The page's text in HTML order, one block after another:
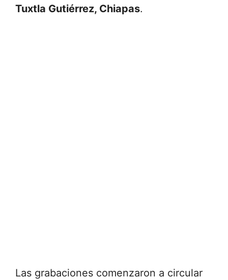
Tuxtla Gutiérrez, Chiapas.
Las grabaciones comenzaron a circular